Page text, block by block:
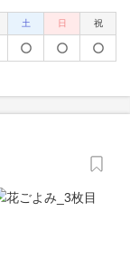
土 日 祝